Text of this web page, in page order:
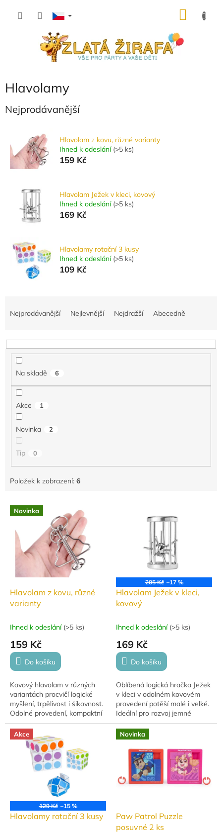
Hlavolamy
Nejprodávanější
Hlavolam z kovu, různé varianty
Ihned k odeslání (>5 ks)
159 Kč
Hlavolam Ježek v kleci, kovový
Ihned k odeslání (>5 ks)
169 Kč
Hlavolamy rotační 3 kusy
Ihned k odeslání (>5 ks)
109 Kč
n
Nejprodávanější Nejlevnější Nejdražší Abecedně
Na skladě 6
Akce 1
Novinka 2
Tip 0
Položek k zobrazení: 6
V
u
Novinka
Hlavolam z kovu, různé
varianty
Ihned k odeslání (>5 ks)
159 Kč
Do košíku
Kovový hlavolam v různých
variantách procvičí logické
myšlení, trpělivost i šikovnost.
Odolné provedení, kompaktní
rozměr 7 × 7 × 3 cm a návod
součástí balení. Vhodné od 6
let.
205 Kč –17 %
Hlavolam Ježek v kleci,
kovový
Ihned k odeslání (>5 ks)
169 Kč
Do košíku
Oblíbená logická hračka Ježek
v kleci v odolném kovovém
provedení potěší malé i velké.
Ideální pro rozvoj jemné
motoriky a trpělivosti. Tato
klasická hra zůstává populární
díky...
Akce
129 Kč –15 %
Hlavolamy rotační 3 kusy
Novinka
Paw Patrol Puzzle
posuvné 2 ks